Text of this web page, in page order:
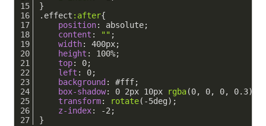
}
.effect :after{
position: absolute;
content : "" ;
width: 400px;
height : 100%;
top: 0;
left : 0;
background : #fff;
box-shadow: 0 2px 10px rgba(0, 0, 0, 0.3);
transform: rotate(-5deg);
z-index: -2;
}